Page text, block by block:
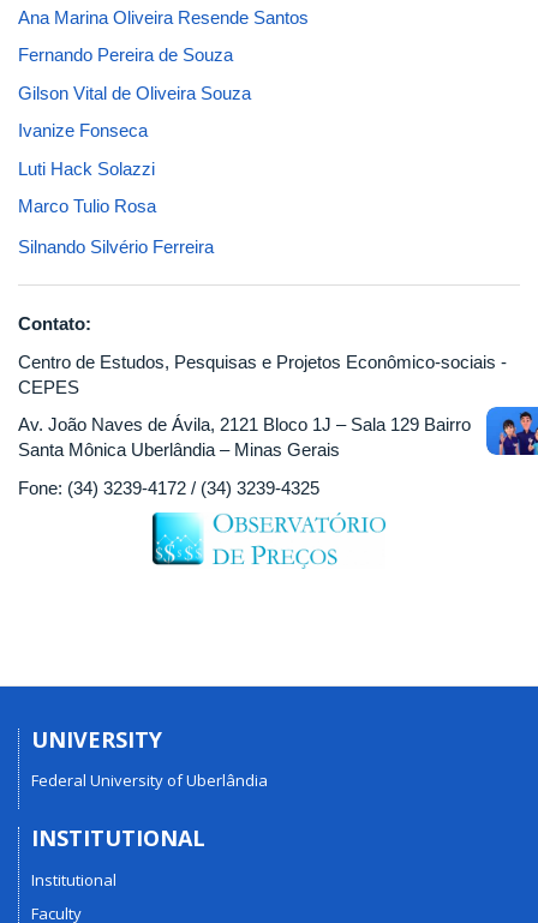
Ana Marina Oliveira Resende Santos
Fernando Pereira de Souza
Gilson Vital de Oliveira Souza
Ivanize Fonseca
Luti Hack Solazzi
Marco Tulio Rosa
Silnando Silvério Ferreira
Contato:
Centro de Estudos, Pesquisas e Projetos Econômico-sociais -
CEPES
Av. João Naves de Ávila, 2121 Bloco 1J – Sala 129 Bairro
Santa Mônica Uberlândia – Minas Gerais
Fone: (34) 3239-4172 / (34) 3239-4325
UNIVERSITY
Federal University of Uberlândia
INSTITUTIONAL
Institutional
Faculty